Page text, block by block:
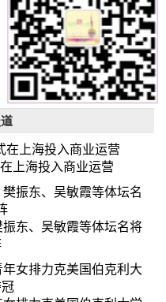
上海投入商业运营
振东、吴敏霞等体坛名将